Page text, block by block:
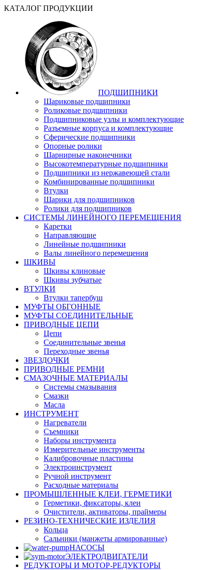
КАТАЛОГ ПРОДУКЦИИ
ПОДШИПНИКИ
Шариковые подшипники
Роликовые подшипники
Подшипниковые узлы и комплектующие
Разъемные корпуса и комплектующие
Сферические подшипники
Опорные ролики
Шарнирные наконечники
Высокотемпературные подшипники
Подшипники из нержавеющей стали
Комбинированные подшипники
Втулки
Шарики для подшипников
Ролики для подшипников
СИСТЕМЫ ЛИНЕЙНОГО ПЕРЕМЕЩЕНИЯ
Каретки
Направляющие
Линейные подшипники
Валы линейного перемещения
ШКИВЫ
Шкивы клиновые
Шкивы зубчатые
ВТУЛКИ
Втулки тапербуш
МУФТЫ ОБГОННЫЕ
МУФТЫ СОЕДИНИТЕЛЬНЫЕ
ПРИВОДНЫЕ ЦЕПИ
Цепи
Соединительные звенья
Переходные звенья
ЗВЕЗДОЧКИ
ПРИВОДНЫЕ РЕМНИ
СМАЗОЧНЫЕ МАТЕРИАЛЫ
Системы смазывания
Смазки
Масла
ИНСТРУМЕНТ
Нагреватели
Съемники
Наборы инструмента
Измерительные инструменты
Калибровочные пластины
Электроинструмент
Ручной инструмент
Расходные материалы
ПРОМЫШЛЕННЫЕ КЛЕИ, ГЕРМЕТИКИ
Герметики, фиксаторы, клеи
Очистители, активаторы, праймеры
РЕЗИНО-ТЕХНИЧЕСКИЕ ИЗДЕЛИЯ
Кольца
Сальники (манжеты армированные)
НАСОСЫ
ЭЛЕКТРОДВИГАТЕЛИ
РЕДУКТОРЫ И МОТОР-РЕДУКТОРЫ